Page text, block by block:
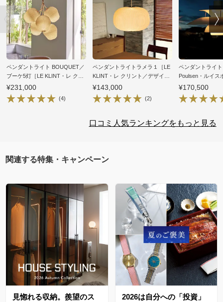
ペンダントライト BOUQUET／
ブーケ5灯［LE KLINT・レ クリ
ント／デザイン：センヤ・ス
ヴァー・ダムケア］
¥231,000
(4)
ペンダントライトラメラ１［LE
KLINT・レ クリント／デザイ
ン：タカギ＆ホムスベット］
¥143,000
(2)
ペンダントライ
Poulsen・ルイス
ザイン：ポール
ン］
¥170,500
口コミ人気ランキングをもっと見る
関連する特集・キャンペーン
見惚れる収納。羨望のス
2026は自分への「投資」